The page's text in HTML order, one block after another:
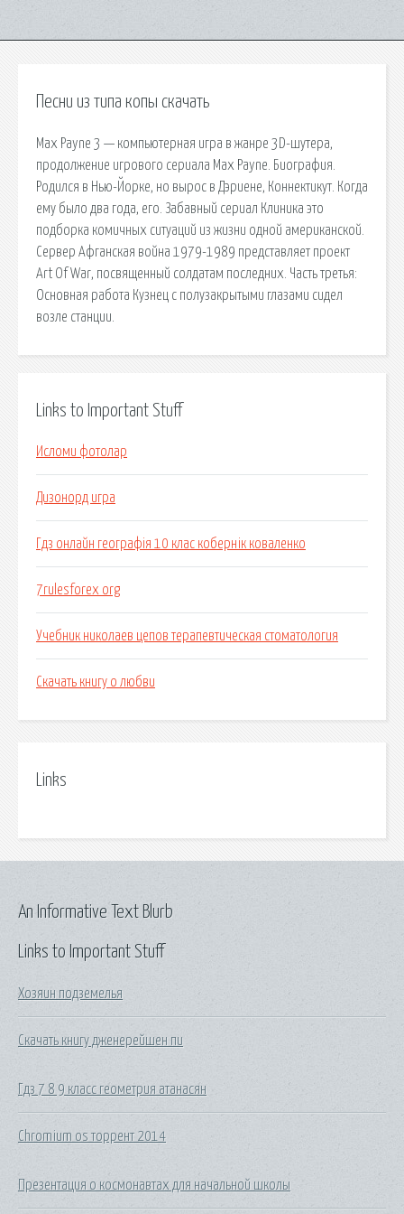
Песни из типа копы скачать
Max Payne 3 — компьютерная игра в жанре 3D-шутера,
продолжение игрового сериала Max Payne. Биография.
Родился в Нью-Йорке, но вырос в Дэриене, Коннектикут. Когда
ему было два года, его. Забавный сериал Клиника это
подборка комичных ситуаций из жизни одной американской.
Сервер Афганская война 1979-1989 представляет проект
Art Of War, посвященный солдатам последних. Часть третья:
Основная работа Кузнец с полузакрытыми глазами сидел
возле станции.
Links to Important Stuff
Исломи фотолар
Дизонорд игра
Гдз онлайн географія 10 клас кобернік коваленко
7rulesforex org
Учебник николаев цепов терапевтическая стоматология
Скачать книгу о любви
Links
Links to Important Stuff
Хозяин подземелья
Скачать книгу дженерейшен пи
Гдз 7 8 9 класс геометрия атанасян
Chromium os торрент 2014
Презентация о космонавтах для начальной школы
An Informative Text Blurb